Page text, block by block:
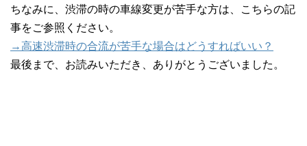
ちなみに、渋滞の時の車線変更が苦手な方は、こちらの記
事をご参照ください。
→高速渋滞時の合流が苦手な場合はどうすればいい？
最後まで、お読みいただき、ありがとうございました。